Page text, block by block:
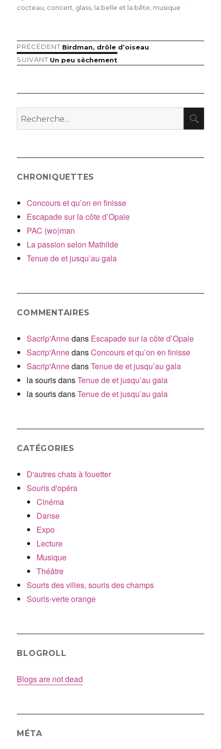
le
cocteau, concert, glass, la belle et la bête, musique
Navigation
l’article
PRÉCÉDENT Article
précédent :
Birdman, drôle d’oiseau
SUIVANT Article
Un peu sèchement
Recherche
pour
CHRONIQUETTES
Concours et qu’on en finisse
Escapade sur la côte d’Opale
PAC (wo)man
La passion selon Mathilde
Tenue de et jusqu’au gala
COMMENTAIRES
Sacrip'Annedans Escapade sur la côte d’Opale
Sacrip'AnnedansConcours et qu’on en finisse
Sacrip'AnnedansTenue de et jusqu’au gala
la sourisdansTenue de et jusqu’au gala
la sourisdansTenue de et jusqu’au gala
CATÉGORIES
D'autres chats à fouetter
Souris d'opéra
Cinéma
Danse
Expo
Lecture
Musique
Théâtre
Souris des villes, souris des champs
Souris-verte orange
BLOGROLL
Blogs are not dead
MÉTA